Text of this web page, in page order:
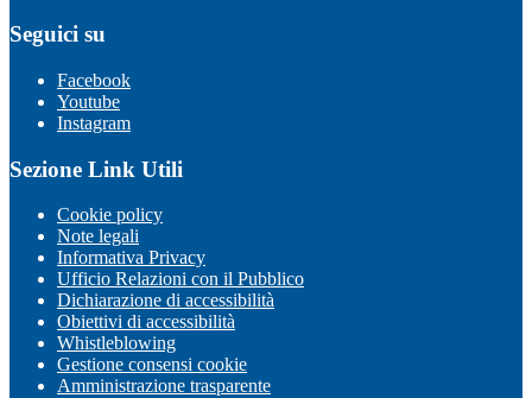
Seguici su
Facebook
Youtube
Instagram
Sezione Link Utili
Cookie policy
Note legali
Informativa Privacy
Ufficio Relazioni con il Pubblico
Dichiarazione di accessibilità
Obiettivi di accessibilità
Whistleblowing
Gestione consensi cookie
Amministrazione trasparente